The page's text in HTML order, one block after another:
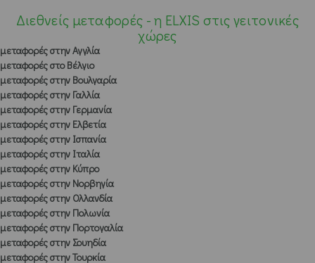
Διεθνείς μεταφορές - η ELXIS στις γειτονικές
χώρες
μεταφορές στην Αγγλία
μεταφορές στο Βέλγιο
μεταφορές στην Βουλγαρία
μεταφορές στην Γαλλία
μεταφορές στην Γερμανία
μεταφορές στην Ελβετία
μεταφορές στην Ισπανία
μεταφορές στην Ιταλία
μεταφορές στην Κύπρο
μεταφορές στην Νορβηγία
μεταφορές στην Ολλανδία
μεταφορές στην Πολωνία
μεταφορές στην Πορτογαλία
μεταφορές στην Σουηδία
μεταφορές στην Τουρκία